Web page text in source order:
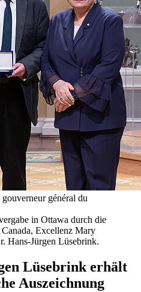
général du
in Ottawa durch die
Excellenz Mary
Hans-Jürgen Lüsebrink.
Lüsebrink erhält
Auszeichnung